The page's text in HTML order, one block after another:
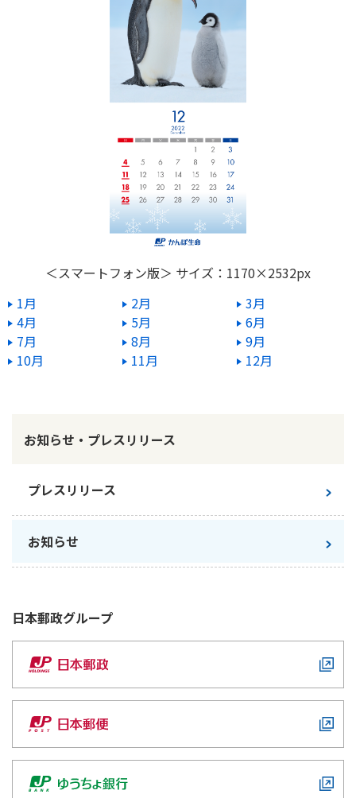
かんぽプラチナライフサービス
ご契約のしおり・約款（Web約款）
お問い合わせ
すこやか健康ラボ
ラジオ体操・みんなの体操
ラジオ体操ポータルサイト
かんぽ生命のサステナビリティ
お客さまの声／お客さまサービス向上の取組み
かんぽジャンクション
＜スマートフォン版＞ サイズ：1170×2532px
1月
2月
3月
4月
5月
6月
7月
8月
9月
10月
11月 12月
お知らせ・プレスリリース
プレスリリース
お知らせ
日本郵政グループ